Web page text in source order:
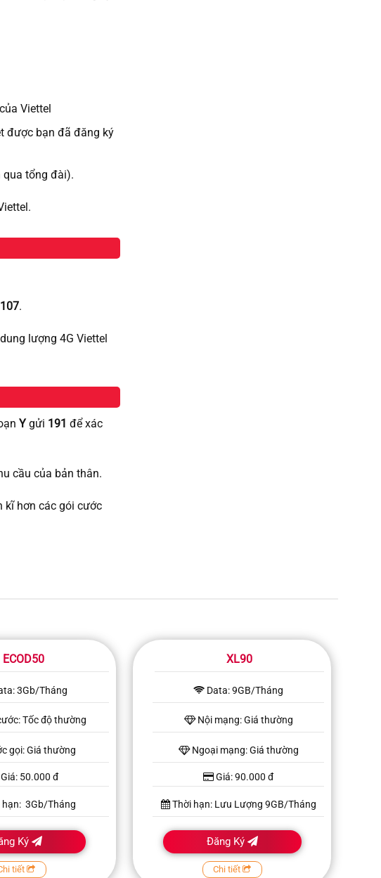
Viettel
được bạn đã đăng ký
qua tổng đài).
107.
lượng 4G Viettel
Ygửi 191 để xác
cầu của bản thân.
kĩ hơn các gói cước
ECOD50
3Gb/Tháng
Tốc độ thường
gọi: Giá thường
50.000 đ
hạn: 3Gb/Tháng
Ký
tiết
XL90
Data: 9GB/Tháng
Nội mạng: Giá thường
Ngoại mạng: Giá thường
Giá: 90.000 đ
Thời hạn: Lưu Lượng 9GB/Tháng
Đăng Ký
Chi tiết